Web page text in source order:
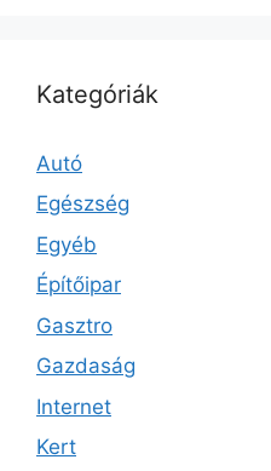
Kategóriák
Autó
Egészség
Egyéb
Építőipar
Gasztro
Gazdaság
Internet
Kert